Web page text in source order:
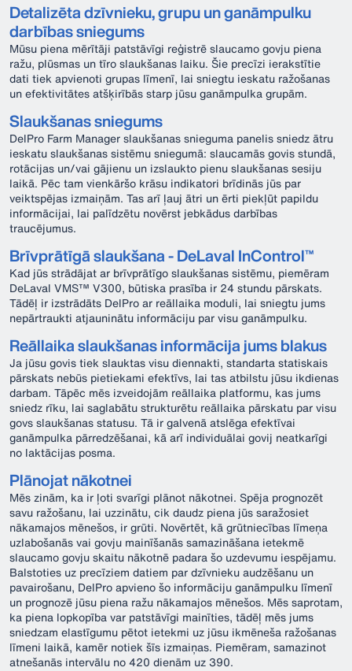
Detalizēta dzīvnieku, grupu un ganāmpulku
darbības sniegums
Mūsu piena mērītāji patstāvīgi reģistrē slaucamo govju piena
ražu, plūsmas un tīro slaukšanas laiku. Šie precīzi ierakstītie
dati tiek apvienoti grupas līmenī, lai sniegtu ieskatu ražošanas
un efektivitātes atšķirībās starp jūsu ganāmpulka grupām.
Slaukšanas sniegums
DelPro Farm Manager slaukšanas snieguma panelis sniedz ātru
ieskatu slaukšanas sistēmu sniegumā: slaucamās govis stundā,
rotācijas un/vai gājienu un izslaukto pienu slaukšanas sesiju
laikā. Pēc tam vienkāršo krāsu indikatori brīdinās jūs par
veiktspējas izmaiņām. Tas arī ļauj ātri un ērti piekļūt papildu
informācijai, lai palīdzētu novērst jebkādus darbības
traucējumus.
Brīvprātīgā slaukšana - DeLaval InControl™
Kad jūs strādājat ar brīvprātīgo slaukšanas sistēmu, piemēram
DeLaval VMS™ V300, būtiska prasība ir 24 stundu pārskats.
Tādēļ ir izstrādāts DelPro ar reāllaika moduli, lai sniegtu jums
nepārtraukti atjauninātu informāciju par visu ganāmpulku.
Reāllaika slaukšanas informācija jums blakus
Ja jūsu govis tiek slauktas visu diennakti, standarta statiskais
pārskats nebūs pietiekami efektīvs, lai tas atbilstu jūsu ikdienas
darbam. Tāpēc mēs izveidojām reāllaika platformu, kas jums
sniedz rīku, lai saglabātu strukturētu reāllaika pārskatu par visu
govs slaukšanas statusu. Tā ir galvenā atslēga efektīvai
ganāmpulka pārredzēšanai, kā arī individuālai govij neatkarīgi
no laktācijas posma.
Plānojat nākotnei
Mēs zinām, ka ir ļoti svarīgi plānot nākotnei. Spēja prognozēt
savu ražošanu, lai uzzinātu, cik daudz piena jūs saražosiet
nākamajos mēnešos, ir grūti. Novērtēt, kā grūtniecības līmeņa
uzlabošanās vai govju mainīšanās samazināšana ietekmē
slaucamo govju skaitu nākotnē padara šo uzdevumu iespējamu.
Balstoties uz precīziem datiem par dzīvnieku audzēšanu un
pavairošanu, DelPro apvieno šo informāciju ganāmpulku līmenī
un prognozē jūsu piena ražu nākamajos mēnešos. Mēs saprotam,
ka piena lopkopība var patstāvīgi mainīties, tādēļ mēs jums
sniedzam elastīgumu pētot ietekmi uz jūsu ikmēneša ražošanas
līmeni laikā, kamēr notiek šīs izmaiņas. Piemēram, samazinot
atnešanās intervālu no 420 dienām uz 390.